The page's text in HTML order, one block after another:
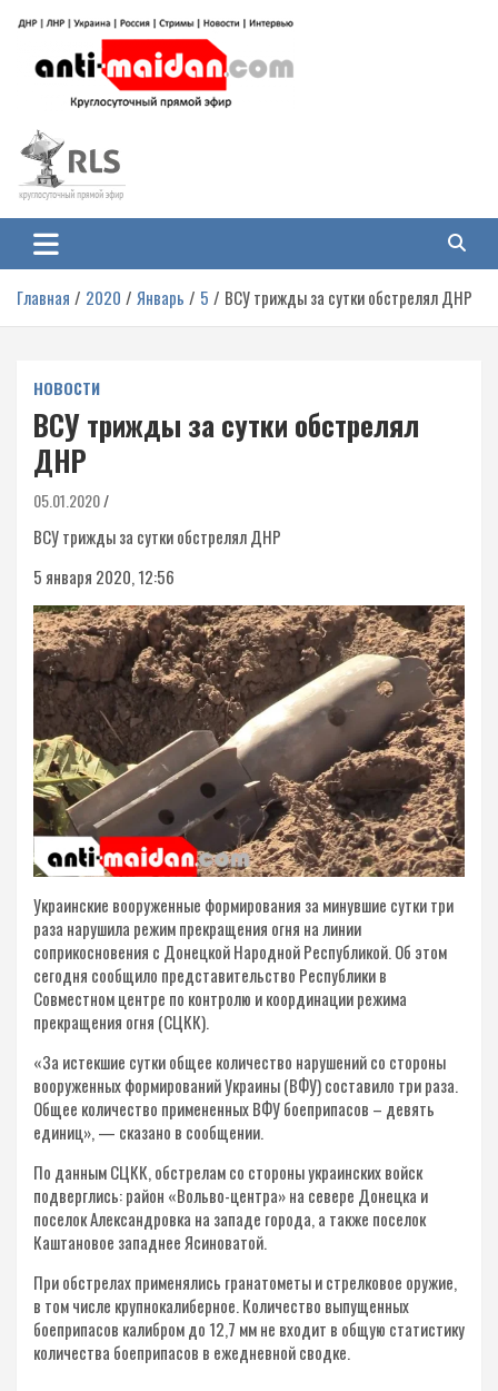
содержимому
Антимайдан: Гражданская война
на Украине
гражданской войне на Украине, включая события в Новороссии, ДНР,
ЛНР и других регионах.
Главная 2020 Январь 5 ВСУ трижды за сутки обстрелял ДНР
НОВОСТИ
ВСУ трижды за сутки обстрелял
ДНР
05.01.2020
ВСУ трижды за сутки обстрелял ДНР
5 января 2020, 12:56
Украинские вооруженные формирования за минувшие сутки три
раза нарушила режим прекращения огня на линии
соприкосновения с Донецкой Народной Республикой. Об этом
сегодня сообщило представительство Республики в
Совместном центре по контролю и координации режима
прекращения огня (СЦКК).
«За истекшие сутки общее количество нарушений со стороны
вооруженных формирований Украины (ВФУ) составило три раза.
Общее количество примененных ВФУ боеприпасов – девять
единиц», — сказано в сообщении.
По данным СЦКК, обстрелам со стороны украинских войск
подверглись: район «Вольво-центра» на севере Донецка и
поселок Александровка на западе города, а также поселок
Каштановое западнее Ясиноватой.
При обстрелах применялись гранатометы и стрелковое оружие,
в том числе крупнокалиберное. Количество выпущенных
боеприпасов калибром до 12,7 мм не входит в общую статистику
количества боеприпасов в ежедневной сводке.